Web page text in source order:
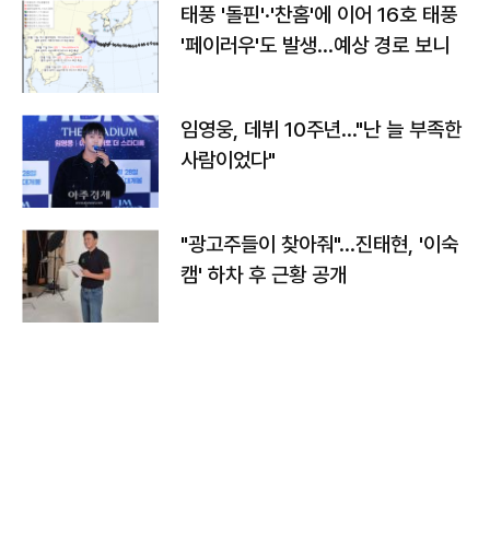
태풍 '돌핀'·'찬홈'에 이어 16호 태풍
'페이러우'도 발생…예상 경로 보니
임영웅, 데뷔 10주년…"난 늘 부족한
사람이었다"
"광고주들이 찾아줘"…진태현, '이숙
캠' 하차 후 근황 공개